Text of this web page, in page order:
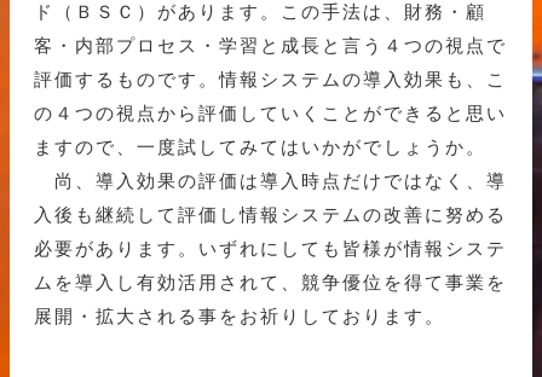
ド（ＢＳＣ）があります。この手法は、財務・顧
客・内部プロセス・学習と成長と言う４つの視点で
評価するものです。情報システムの導入効果も、こ
の４つの視点から評価していくことができると思い
ますので、一度試してみてはいかがでしょうか。
尚、導入効果の評価は導入時点だけではなく、導
入後も継続して評価し情報システムの改善に努める
必要があります。いずれにしても皆様が情報システ
ムを導入し有効活用されて、競争優位を得て事業を
展開・拡大される事をお祈りしております。